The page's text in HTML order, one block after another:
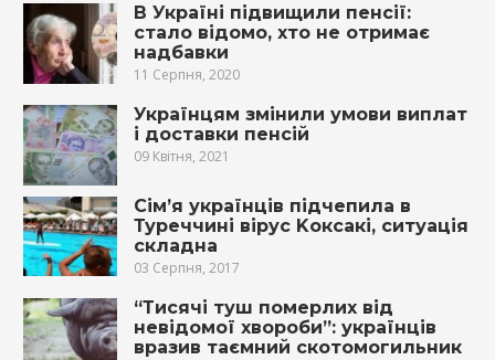
В Україні підвищили пенсії:
стало відомо, хто не отримає
надбавки
11 Серпня, 2020
Українцям змінили умови виплат
і доставки пенсій
09 Квітня, 2021
Сім’я українців підчепила в
Туреччині вірус Koксакі, ситуація
складна
03 Серпня, 2017
“Тисячі туш померлих від
невідомої хвороби”: українців
вразив таємний скотомогильник